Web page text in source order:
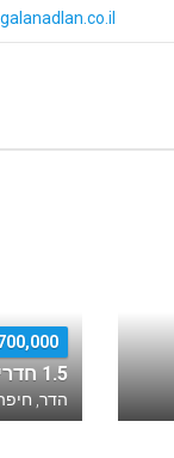
₪
1.5 חדרים בהשלוח
הדר,